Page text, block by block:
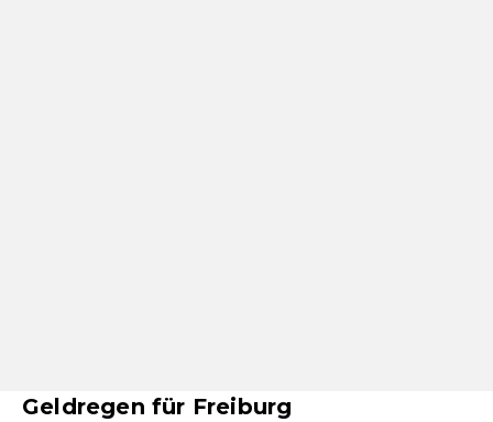
Geldregen für Freiburg